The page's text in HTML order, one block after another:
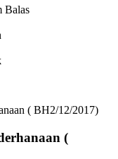
Balas
( BH2/12/2017)
(